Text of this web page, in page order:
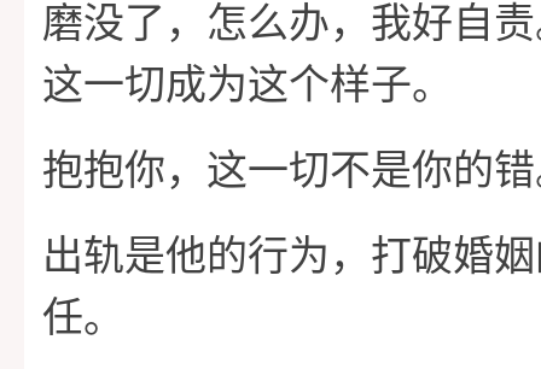
磨没了，怎么办，我好自
这一切成为这个样子。
抱抱你，这一切不是你的
出轨是他的行为，打破婚
任。